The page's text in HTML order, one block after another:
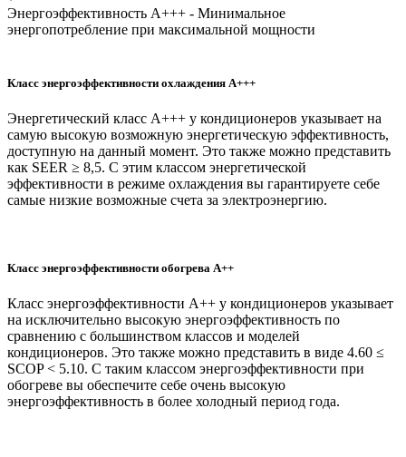
Энергоэффективность А+++ - Минимальное
энергопотребление при максимальной мощности
Класс энергоэффективности охлаждения A+++
Энергетический класс A+++ у кондиционеров указывает на
самую высокую возможную энергетическую эффективность,
доступную на данный момент. Это также можно представить
как SEER ≥ 8,5. С этим классом энергетической
эффективности в режиме охлаждения вы гарантируете себе
самые низкие возможные счета за электроэнергию.
Класс энергоэффективности обогрева A++
Класс энергоэффективности A++ у кондиционеров указывает
на исключительно высокую энергоэффективность по
сравнению с большинством классов и моделей
кондиционеров. Это также можно представить в виде 4.60 ≤
SCOP < 5.10. С таким классом энергоэффективности при
обогреве вы обеспечите себе очень высокую
энергоэффективность в более холодный период года.